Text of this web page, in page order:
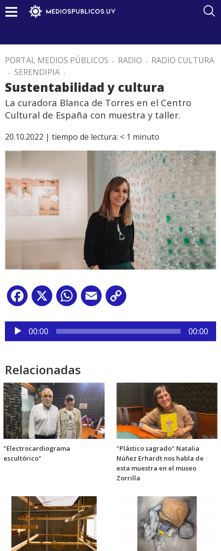
PORTAL MEDIOS PÚBLICOS . RADIO . RADIO CULTURA
. SERENDIPIA .
Sustentabilidad y cultura
La curadora Blanca de Torres en el Centro
Cultural de España con muestra y taller.
20.10.2022 | tiempo de lectura: < 1 minuto
Facebook
X WhatsApp
Email
Reproductor
audio
00:00 00:00
Relacionadas
"Electrocardiograma
escultórico"
"Plástico sagrado" Natalia
Núñez Erhardt nos habla de
esta muestra en el museo
Zorrilla